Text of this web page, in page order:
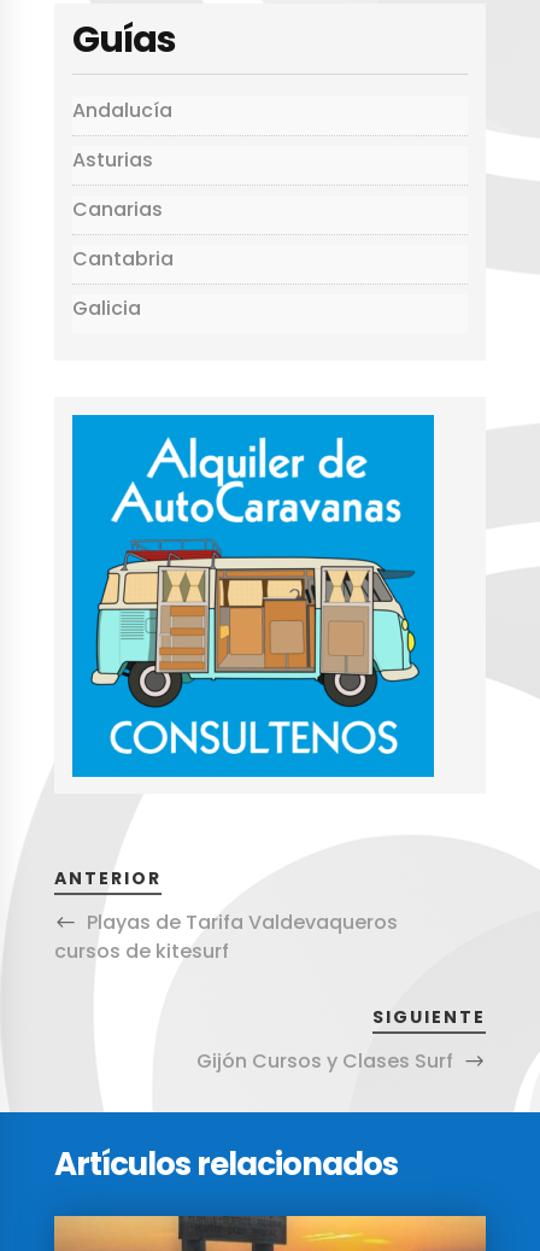
p
p
o
o
k
ir
Guías
Andalucía
Asturias
Canarias
Cantabria
Galicia
ANTERIOR
Playas de Tarifa Valdevaqueros
cursos de kitesurf
SIGUIENTE
Gijón Cursos y Clases Surf
Artículos relacionados